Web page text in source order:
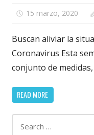
15 marzo, 2020
Buscan aliviar la
Coronavirus Esta
conjunto de
READ MORE